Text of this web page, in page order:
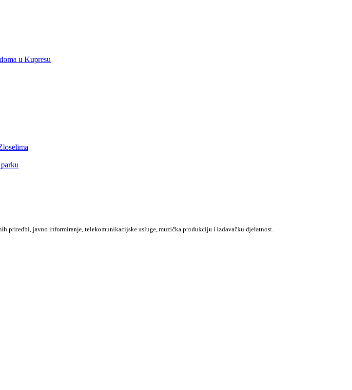
u Kupresu
priredbi, javno informiranje, telekomunikacijske usluge, muzička produkciju i izdavačku djelatnost.